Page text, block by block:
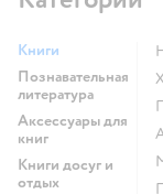
Книги
Познавательная
литература
Аксессуары для
книг
Книги досуг и
отдых